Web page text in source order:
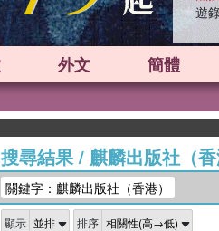
遊
外文 簡體
搜尋結果/ 麒麟出版社（香
關鍵字：麒麟出版社（香港）
顯示 排序